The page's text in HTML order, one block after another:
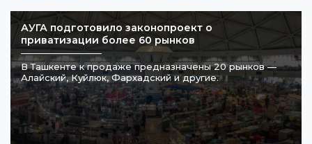
АУГА подготовило законопроект о
приватизации более 60 рынков
В Ташкенте к продаже предназначены 20 рынков —
Алайский, Куйлюк, Фархадский и другие.